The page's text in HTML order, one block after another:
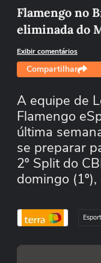
Flamengo no
eliminada do
Exibir comentários
Compartilhar
A equipe de
Flamengo
última
se preparar
2º Split do
domingo
pela 17ª
Brasileiro
essa e
eletrônicos